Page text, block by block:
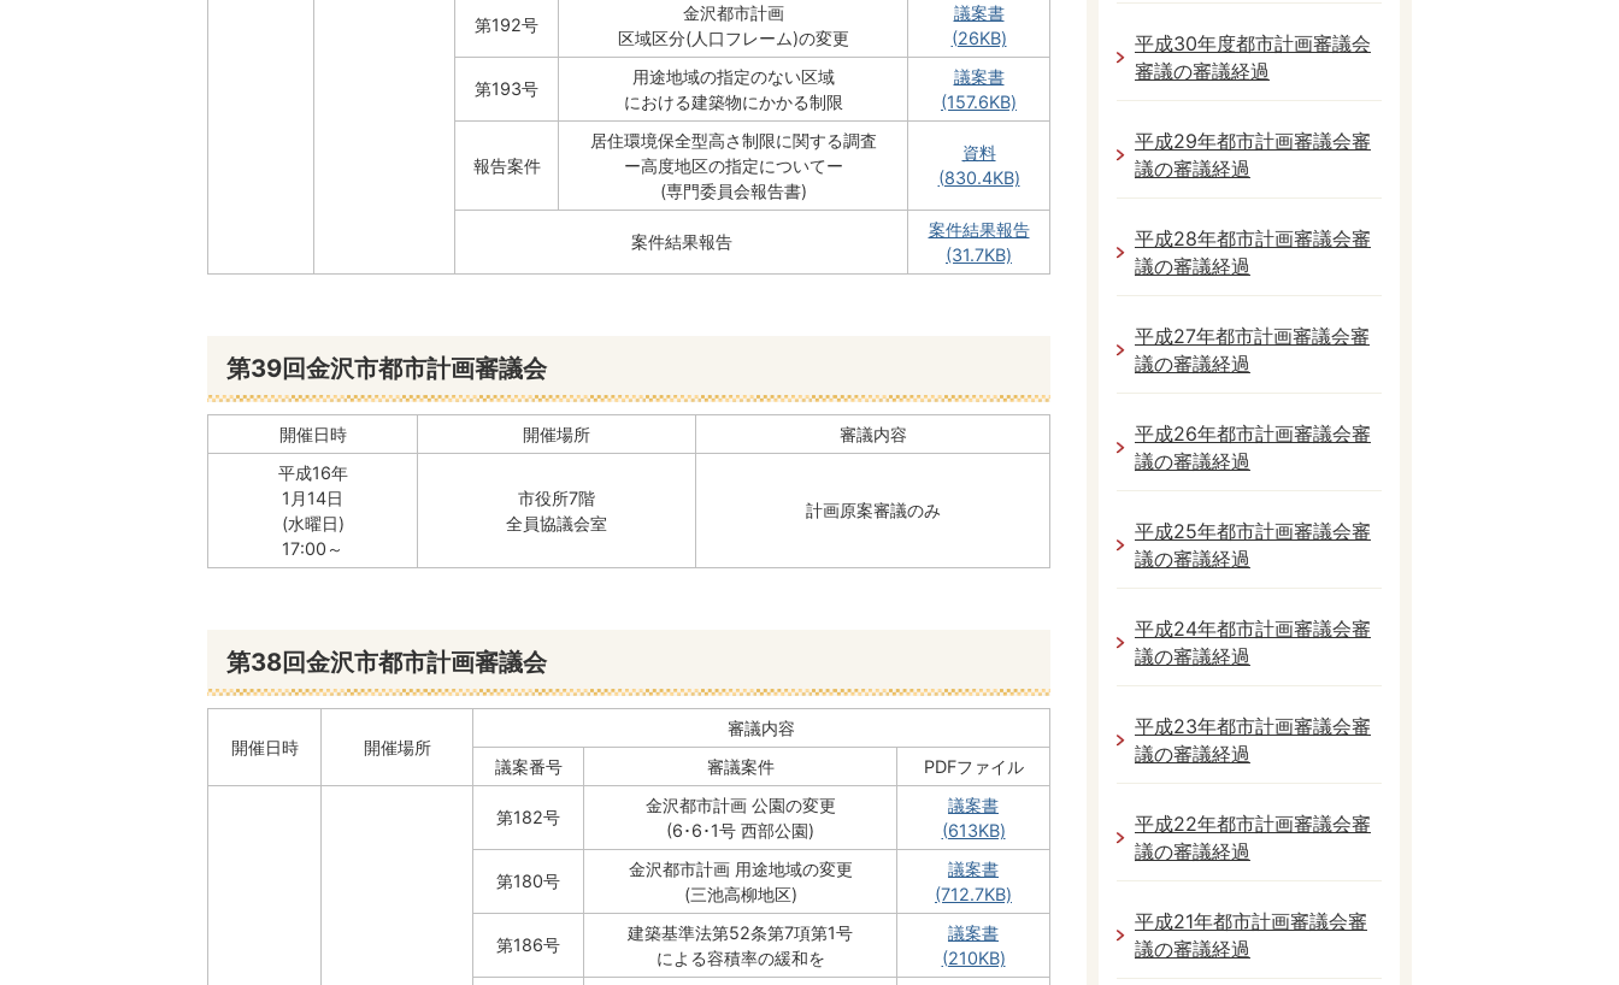
第192号
金沢都市計画
区域区分(人口フレーム)の変更
議案書
(26KB)
第193号
用途地域の指定のない区域
における建築物にかかる制限
議案書
(157.6KB)
報告案件
居住環境保全型高さ制限に関する調査
ー高度地区の指定についてー
(専門委員会報告書)
資料
(830.4KB)
案件結果報告
案件結果報告
(31.7KB)
第39回金沢市都市計画審議会
開催日時 開催場所
審議内容
平成16年
1月14日
(水曜日)
17:00～
市役所7階
全員協議会室
計画原案審議のみ
第38回金沢市都市計画審議会
開催日時 開催場所
審議内容
議案番号
審議案件 PDFファイル
第182号
金沢都市計画 公園の変更
(6･6･1号 西部公園)
議案書
(613KB)
第180号
金沢都市計画 用途地域の変更
(三池高柳地区)
議案書
(712.7KB)
第186号
建築基準法第52条第7項第1号
による容積率の緩和を
議案書
(210KB)
平成30年度都市計画審議会
審議の審議経過
平成29年都市計画審議会審
議の審議経過
平成28年都市計画審議会審
議の審議経過
平成27年都市計画審議会審
議の審議経過
平成26年都市計画審議会審
議の審議経過
平成25年都市計画審議会審
議の審議経過
平成24年都市計画審議会審
議の審議経過
平成23年都市計画審議会審
議の審議経過
平成22年都市計画審議会審
議の審議経過
平成21年都市計画審議会審
議の審議経過